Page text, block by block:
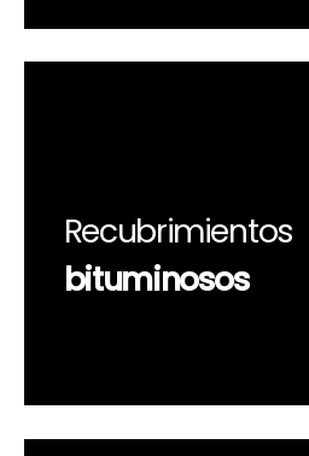
Recubrimientos
bituminosos